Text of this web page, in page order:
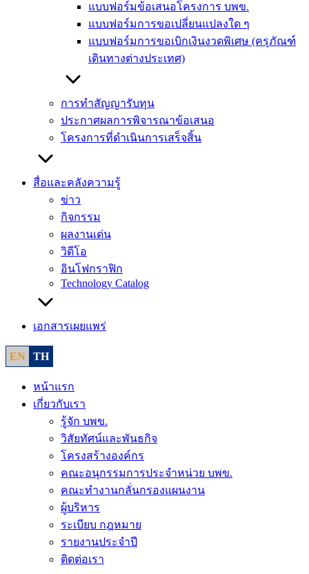
แบบฟอร์มข้อเสนอโครงการ บพข.
แบบฟอร์มการขอเปลี่ยนแปลงใด ๆ
แบบฟอร์มการขอเบิกเงินงวดพิเศษ (ครุภัณฑ์
เดินทางต่างประเทศ)
การทำสัญญารับทุน
ประกาศผลการพิจารณาข้อเสนอ
โครงการที่ดำเนินการเสร็จสิ้น
สื่อและคลังความรู้
ข่าว
กิจกรรม
ผลงานเด่น
วิดีโอ
อินโฟกราฟิก
Technology Catalog
เอกสารเผยแพร่
EN TH
หน้าแรก
เกี่ยวกับเรา
รู้จัก บพข.
วิสัยทัศน์และพันธกิจ
โครงสร้างองค์กร
คณะอนุกรรมการประจำหน่วย บพข.
คณะทำงานกลั่นกรองแผนงาน
ผู้บริหาร
ระเบียบ กฎหมาย
รายงานประจำปี
ติดต่อเรา